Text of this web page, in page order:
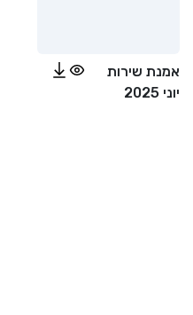
אמנת שירות
יוני 2025